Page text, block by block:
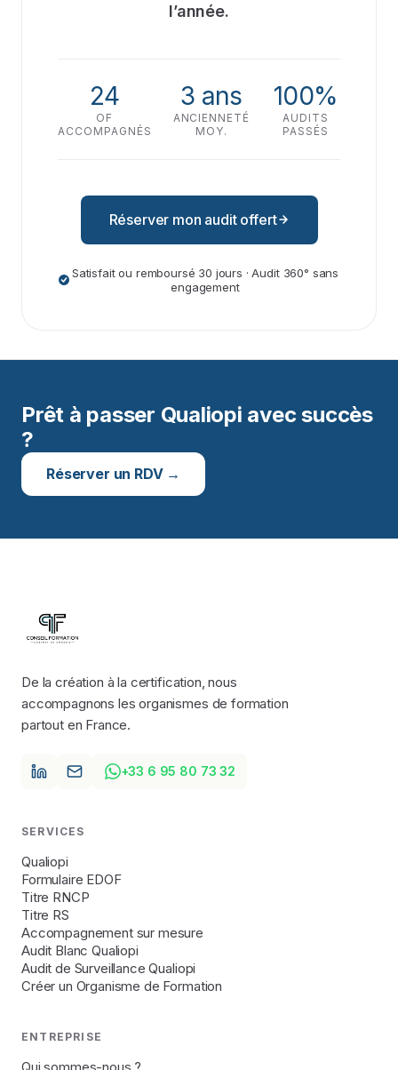
l’année.
24
OF
ACCOMPAGNÉS
3 ans
ANCIENNETÉ
MOY.
100%
AUDITS
PASSÉS
Réserver mon audit offert
Satisfait ou remboursé 30 jours · Audit 360° sans
engagement
Prêt à passer Qualiopi avec succès
?
Réserver un RDV →
De la création à la certification, nous
accompagnons les organismes de formation
partout en France.
+33 6 95 80 73 32
SERVICES
Qualiopi
Formulaire EDOF
Titre RNCP
Titre RS
Accompagnement sur mesure
Audit Blanc Qualiopi
Audit de Surveillance Qualiopi
Créer un Organisme de Formation
ENTREPRISE
Qui sommes-nous ?